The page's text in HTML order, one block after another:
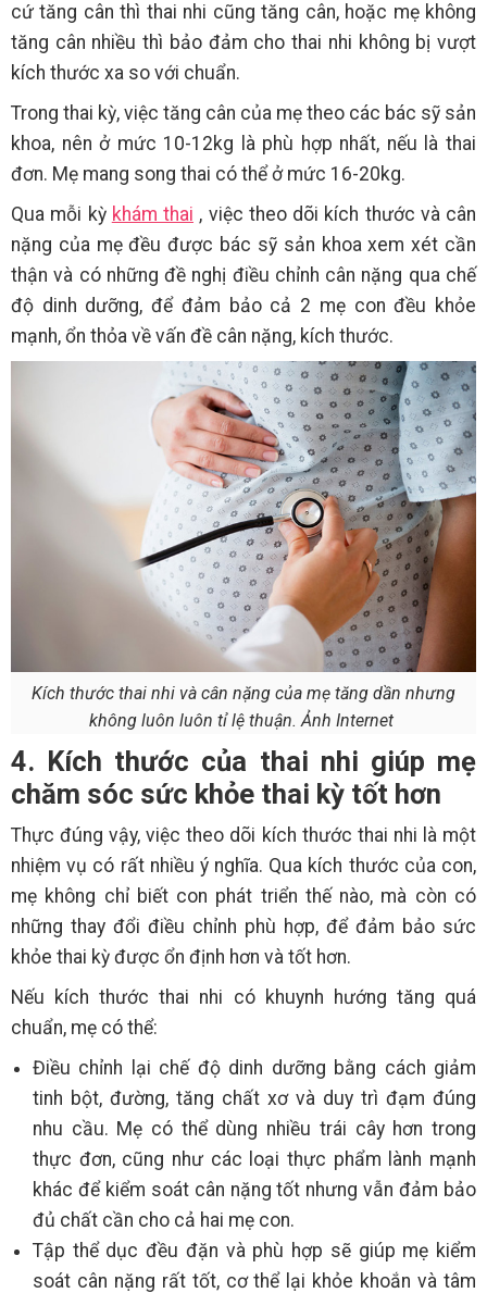
cứ tăng cân thì thai nhi cũng tăng cân, hoặc mẹ không
tăng cân nhiều thì bảo đảm cho thai nhi không bị vượt
kích thước xa so với chuẩn.
Trong thai kỳ, việc tăng cân của mẹ theo các bác sỹ sản
khoa, nên ở mức 10-12kg là phù hợp nhất, nếu là thai
đơn. Mẹ mang song thai có thể ở mức 16-20kg.
Qua mỗi kỳ khám thai , việc theo dõi kích thước và cân
nặng của mẹ đều được bác sỹ sản khoa xem xét cần
thận và có những đề nghị điều chỉnh cân nặng qua chế
độ dinh dưỡng, để đảm bảo cả 2 mẹ con đều khỏe
mạnh, ổn thỏa về vấn đề cân nặng, kích thước.
Kích thước thai nhi và cân nặng của mẹ tăng dần nhưng
không luôn luôn tỉ lệ thuận. Ảnh Internet
4. Kích thước của thai nhi giúp mẹ
chăm sóc sức khỏe thai kỳ tốt hơn
Thực đúng vậy, việc theo dõi kích thước thai nhi là một
nhiệm vụ có rất nhiều ý nghĩa. Qua kích thước của con,
mẹ không chỉ biết con phát triển thế nào, mà còn có
những thay đổi điều chỉnh phù hợp, để đảm bảo sức
khỏe thai kỳ được ổn định hơn và tốt hơn.
Nếu kích thước thai nhi có khuynh hướng tăng quá
chuẩn, mẹ có thể:
Điều chỉnh lại chế độ dinh dưỡng bằng cách giảm
tinh bột, đường, tăng chất xơ và duy trì đạm đúng
nhu cầu. Mẹ có thể dùng nhiều trái cây hơn trong
thực đơn, cũng như các loại thực phẩm lành mạnh
khác để kiểm soát cân nặng tốt nhưng vẫn đảm bảo
đủ chất cần cho cả hai mẹ con.
Tập thể dục đều đặn và phù hợp sẽ giúp mẹ kiểm
soát cân nặng rất tốt, cơ thể lại khỏe khoắn và tâm